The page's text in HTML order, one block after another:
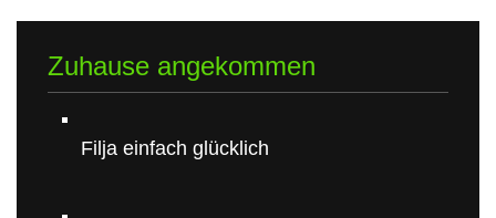
Zuhause angekommen
Filja einfach glücklich